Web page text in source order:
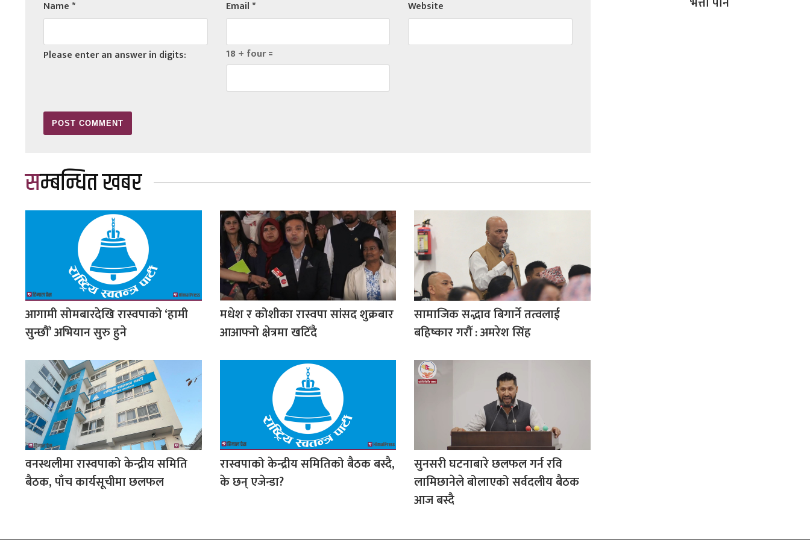
Name* Email* Website
Please enter an answer in digits: 18 + four =
सम्बन्धित खबर
आगामी सोमबारदेखि रास्वपाको ‘हामी
सुन्छौँ’ अभियान सुरु हुने
मधेश र कोशीका रास्वपा सांसद शुक्रबार
आआफ्नो क्षेत्रमा खटिँदै
सामाजिक सद्भाव बिगार्ने तत्वलाई
बहिष्कार गरौँ : अमरेश सिंह
वनस्थलीमा रास्वपाको केन्द्रीय समिति
बैठक, पाँच कार्यसूचीमा छलफल
रास्वपाको केन्द्रीय समितिको बैठक बस्दै,
के छन् एजेन्डा?
सुनसरी घटनाबारे छलफल गर्न रवि
लामिछानेले बोलाएको सर्वदलीय बैठक
आज बस्दै